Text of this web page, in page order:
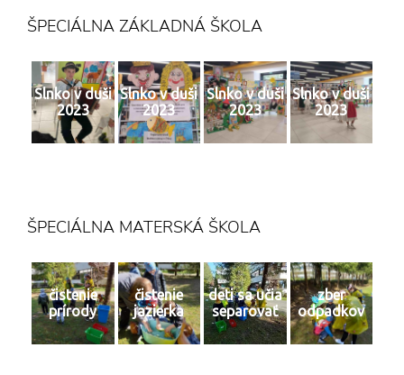
ŠPECIÁLNA ZÁKLADNÁ ŠKOLA
Slnko v duši
2023
Slnko v duši
2023
Slnko v duši
2023
Slnko v duši
2023
ŠPECIÁLNA MATERSKÁ ŠKOLA
čistenie
prírody
čistenie
jazierka
deti sa učia
separovať
zber
odpadkov